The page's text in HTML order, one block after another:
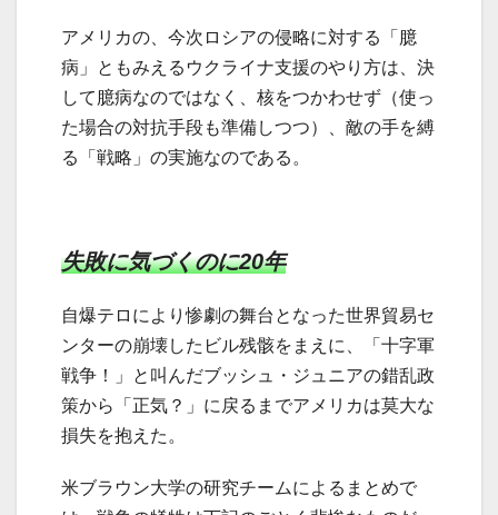
アメリカの、今次ロシアの侵略に対する「臆
病」ともみえるウクライナ支援のやり方は、決
して臆病なのではなく、核をつかわせず（使っ
た場合の対抗手段も準備しつつ）、敵の手を縛
る「戦略」の実施なのである。
失敗に気づくのに20年
自爆テロにより惨劇の舞台となった世界貿易セ
ンターの崩壊したビル残骸をまえに、「十字軍
戦争！」と叫んだブッシュ・ジュニアの錯乱政
策から「正気？」に戻るまでアメリカは莫大な
損失を抱えた。
米ブラウン大学の研究チームによるまとめで